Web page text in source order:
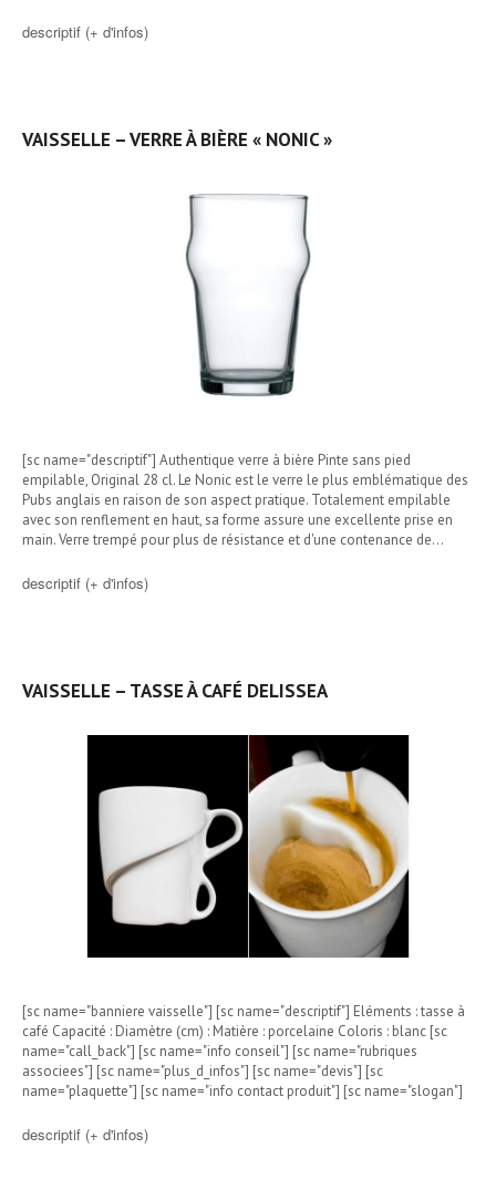
descriptif (+ d'infos)
VAISSELLE – VERRE À BIÈRE « NONIC »
[sc name="descriptif"] Authentique verre à bière Pinte sans pied
empilable, Original 28 cl. Le Nonic est le verre le plus emblématique des
Pubs anglais en raison de son aspect pratique. Totalement empilable
avec son renflement en haut, sa forme assure une excellente prise en
main. Verre trempé pour plus de résistance et d'une contenance de…
descriptif (+ d'infos)
VAISSELLE – TASSE À CAFÉ DELISSEA
[sc name="banniere vaisselle"] [sc name="descriptif"] Eléments : tasse à
café Capacité : Diamètre (cm) : Matière : porcelaine Coloris : blanc [sc
name="call_back"] [sc name="info conseil"] [sc name="rubriques
associees"] [sc name="plus_d_infos"] [sc name="devis"] [sc
name="plaquette"] [sc name="info contact produit"] [sc name="slogan"]
descriptif (+ d'infos)